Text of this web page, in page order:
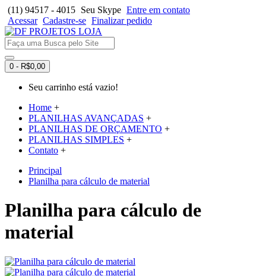
(11) 94517 - 4015 Seu Skype Entre em contato
Acessar Cadastre-se Finalizar pedido
0 - R$0,00
Seu carrinho está vazio!
Home +
PLANILHAS AVANÇADAS +
PLANILHAS DE ORÇAMENTO +
PLANILHAS SIMPLES +
Contato +
Principal
Planilha para cálculo de material
Planilha para cálculo de
material